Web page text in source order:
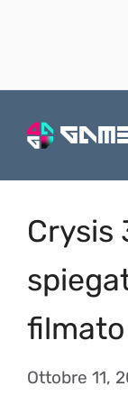
Crysis
filmato
Ottobre 11,